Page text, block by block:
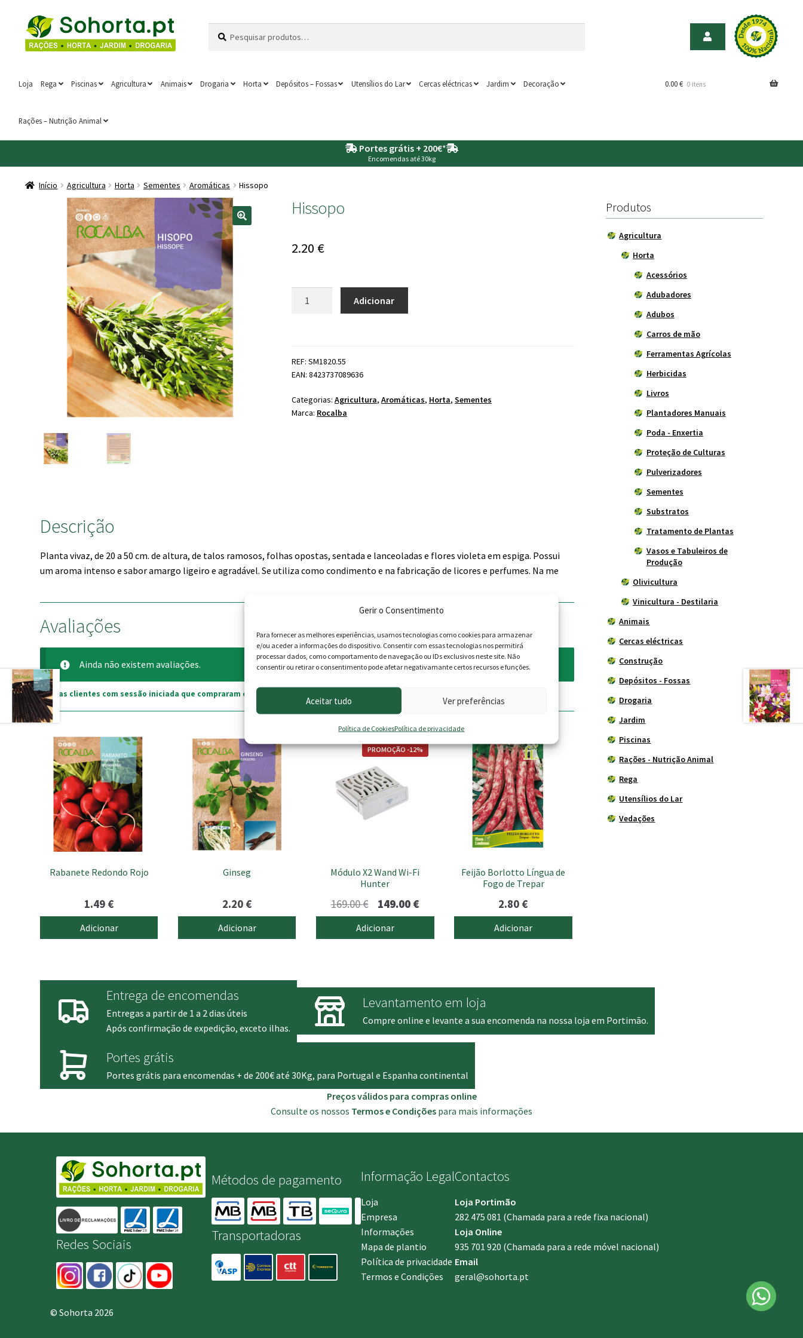
Gerir o Consentimento
Para fornecer as melhores experiências, usamos tecnologias como cookies para armazenar
e/ou aceder a informações do dispositivo. Consentir com essas tecnologias nos permitirá
processar dados, como comportamento de navegação ou IDs exclusivos neste site. Não
consentir ou retirar o consentimento pode afetar negativamante certos recursos e funções.
Aceitar tudo Ver preferências
Política de CookiesPolítica de privacidade
Ir
para
a
Saltar
para
o
por:
Loja Rega Piscinas Agricultura Animais Drogaria Horta Depósitos – Fossas Utensílios do Lar Cercas eléctricas Jardim Decoração
Rações – Nutrição Animal
0.00€ 0 itens
Portes grátis + 200€*
Encomendas até 30kg
Início Agricultura Horta Sementes Aromáticas Hissopo
Hissopo
2.20 €
Adicionar
REF: SM1820.55
EAN: 8423737089636
Categorias: Agricultura, Aromáticas, Horta, Sementes
Marca: Rocalba
Descrição
Planta vivaz, de 20 a 50 cm. de altura, de talos ramosos, folhas opostas, sentada e lanceoladas e flores violeta em espiga. Possui
um aroma intenso e sabor amargo ligeiro e agradável. Se utiliza como condimento e na fabricação de licores e perfumes. Na me
Avaliações
Ainda não existem avaliações.
Apenas clientes com sessão iniciada que compraram este produto podem deixar opinião.
Rabanete Redondo Rojo
1.49 €
Adicionar
Ginseg
2.20 €
Adicionar
Módulo X2 Wand Wi-Fi
Hunter
PROMOÇÃO -12%
169.00€
preço
original
149.00 €
preço
atual
Adicionar
Feijão Borlotto Língua de
Fogo de Trepar
2.80 €
Adicionar
Produtos
Agricultura
Horta
Acessórios
Adubadores
Adubos
Carros de mão
Ferramentas Agrícolas
Herbicidas
Livros
Plantadores Manuais
Poda - Enxertia
Proteção de Culturas
Pulverizadores
Sementes
Substratos
Tratamento de Plantas
Vasos e Tabuleiros de
Produção
Olivicultura
Vinicultura - Destilaria
Animais
Cercas eléctricas
Construção
Depósitos - Fossas
Drogaria
Jardim
Piscinas
Rações - Nutrição Animal
Rega
Utensílios do Lar
Vedações
Entrega de encomendas
Entregas a partir de 1 a 2 dias úteis
Após confirmação de expedição, exceto ilhas.
Levantamento em loja
Compre online e levante a sua encomenda na nossa loja em Portimão.
Portes grátis
Portes grátis para encomendas + de 200€ até 30Kg, para Portugal e Espanha continental
Preços válidos para compras online
Consulte os nossos Termos e Condições para mais informações
Redes Sociais
Métodos de pagamento
Transportadoras
Informação Legal
Loja
Empresa
Informações
Mapa de plantio
Política de privacidade
Termos e Condições
Contactos
Loja Portimão
282 475 081 (Chamada para a rede fixa nacional)
Loja Online
935 701 920 (Chamada para a rede móvel nacional)
Email
geral@sohorta.pt
© Sohorta 2026